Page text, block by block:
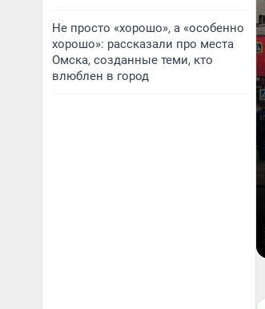
Не просто «хорошо», а «особенно
хорошо»: рассказали про места
Омска, созданные теми, кто
влюблен в город